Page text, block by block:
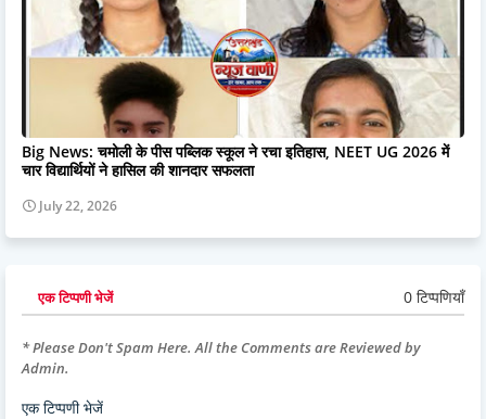
Big News: चमोली के पीस पब्लिक स्कूल ने रचा इतिहास, NEET UG 2026 में
चार विद्यार्थियों ने हासिल की शानदार सफलता
July 22, 2026
एक टिप्पणी भेजें 0 टिप्पणियाँ
* Please Don't Spam Here. All the Comments are Reviewed by
Admin.
एक टिप्पणी भेजें